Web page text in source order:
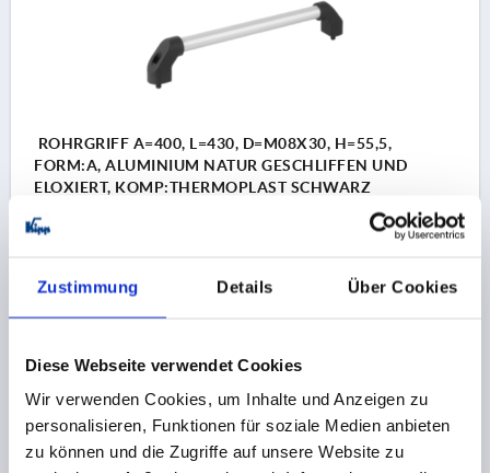
Zustimmung Details Über Cookies
Diese Webseite verwendet Cookies
Wir verwenden Cookies, um Inhalte und Anzeigen zu
personalisieren, Funktionen für soziale Medien anbieten
zu können und die Zugriffe auf unsere Website zu
ROHRGRIFF A=400, L=430, D=M08X30, H=55,5,
FORM:A, ALUMINIUM NATUR GESCHLIFFEN UND
ELOXIERT, KOMP:THERMOPLAST SCHWARZ
MATERIAL GRUNDKÖRPER=ALUMINIUM
BEFESTIGUNGSBOHRUNG=M8X30
LÄNGE=430